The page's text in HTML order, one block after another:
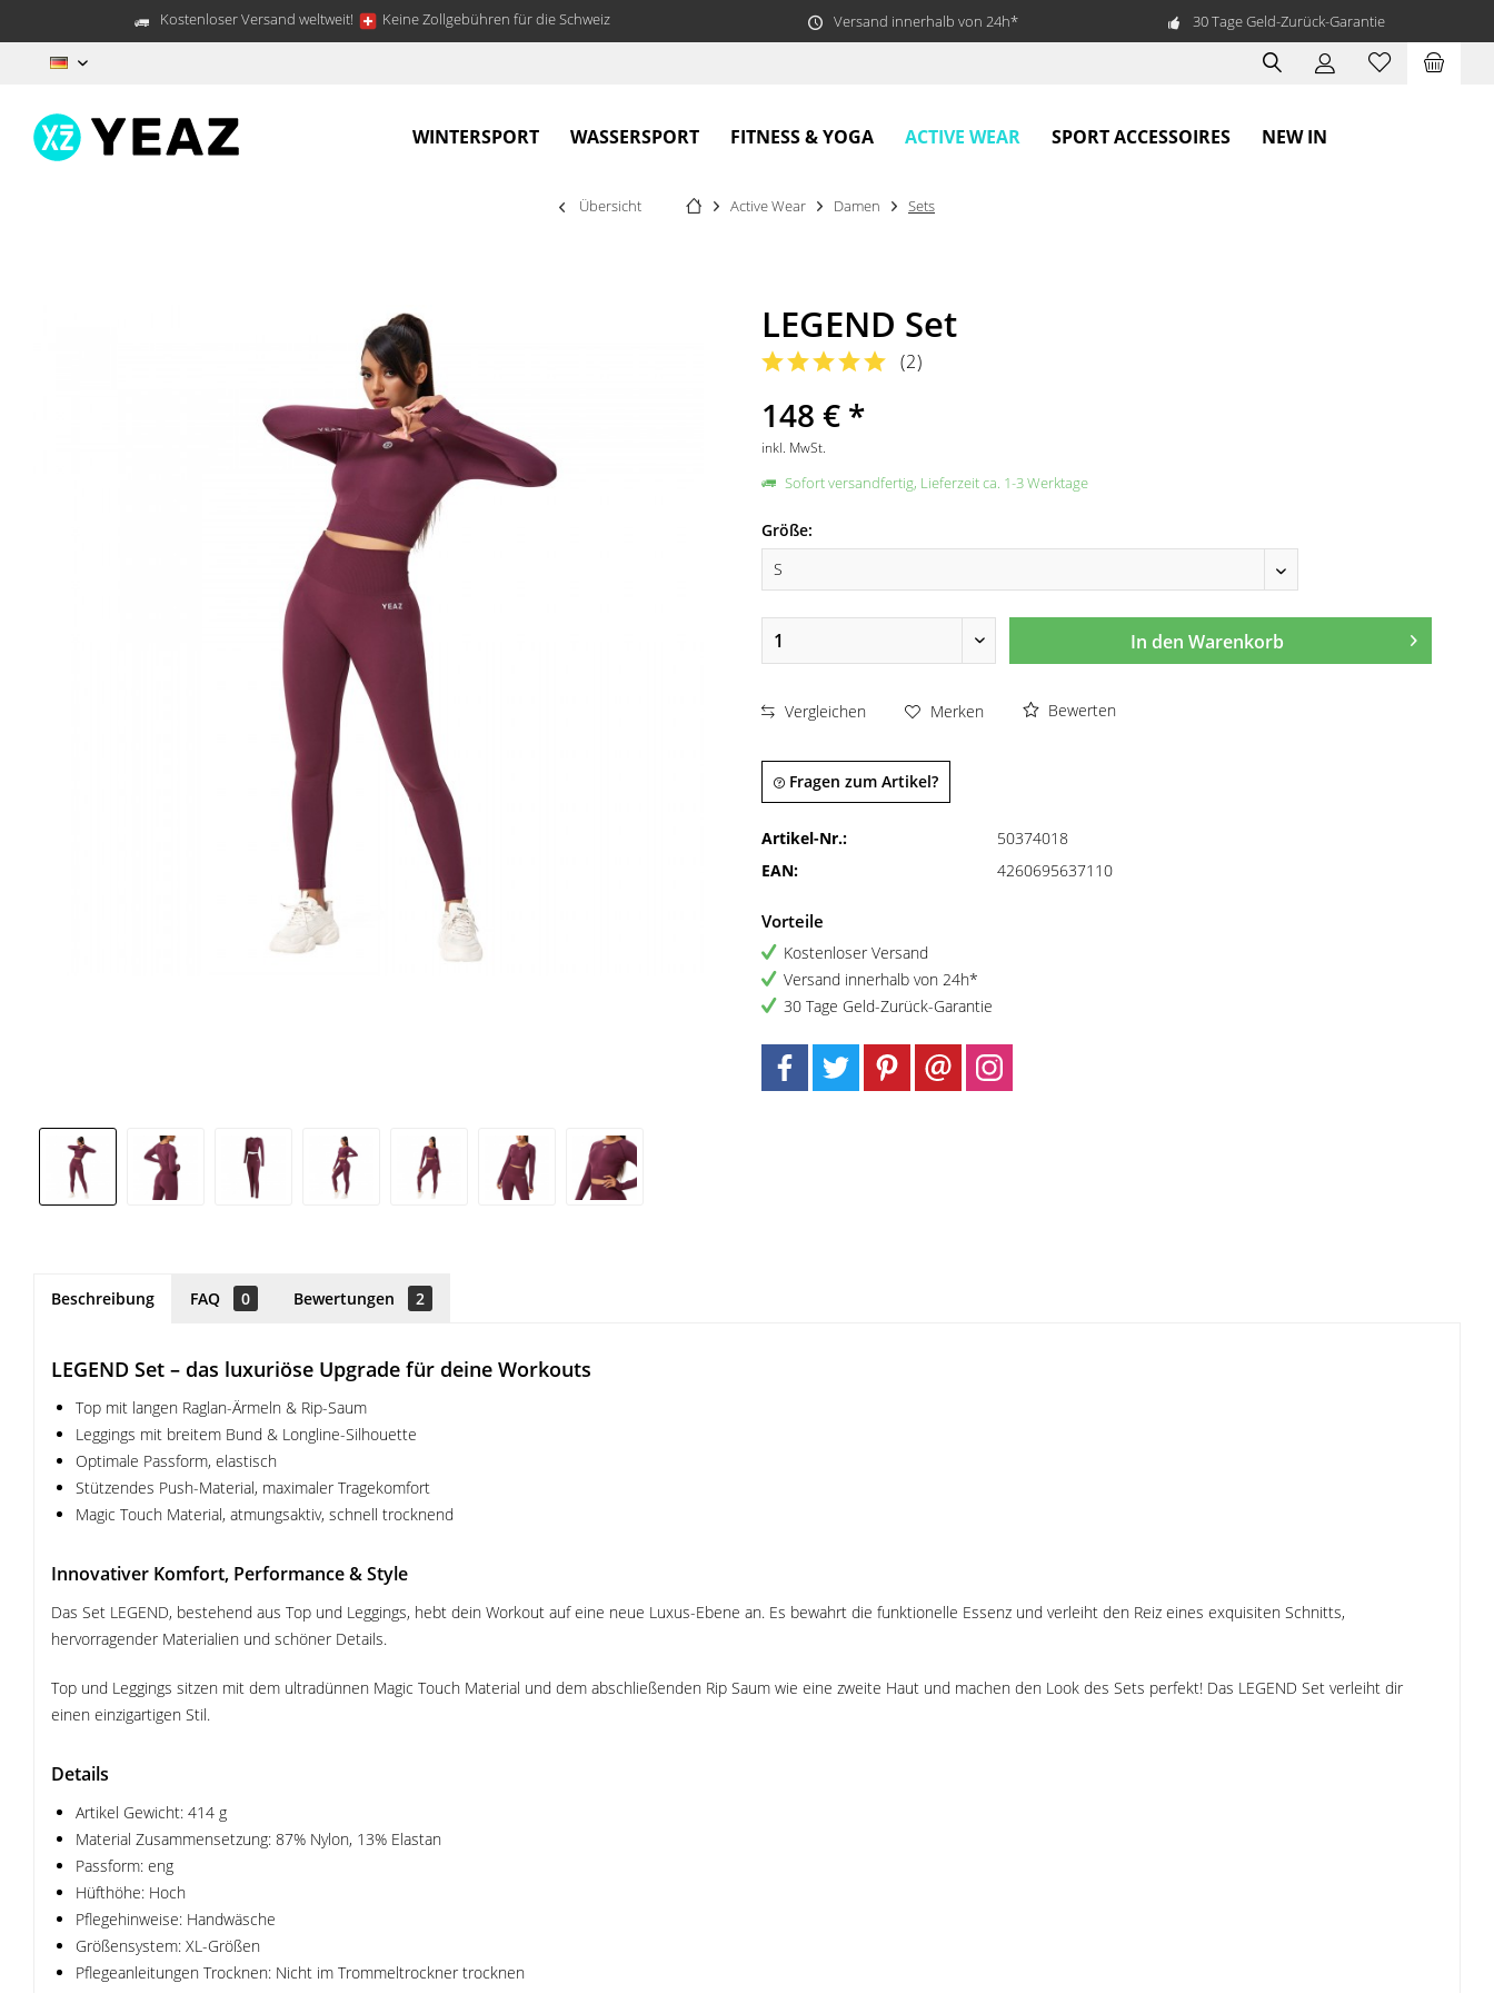
Kostenloser Versand weltweit! Keine Zollgebühren für die Schweiz Versand innerhalb von 24h* 30 Tage Geld-Zurück-Garantie
WINTERSPORT WASSERSPORT FITNESS & YOGA ACTIVE WEAR SPORT ACCESSOIRES NEW IN
Übersicht Active Wear Damen Sets
LEGEND Set
(2)
148 € *
inkl. MwSt.
Sofort versandfertig, Lieferzeit ca. 1-3 Werktage
Größe:
In den Warenkorb
Vergleichen Merken Bewerten
Fragen zum Artikel?
Artikel-Nr.:
50374018
EAN:
4260695637110
Vorteile
Kostenloser Versand
Versand innerhalb von 24h*
30 Tage Geld-Zurück-Garantie
Beschreibung FAQ 0 Bewertungen 2
LEGEND Set – das luxuriöse Upgrade für deine Workouts
Top mit langen Raglan-Ärmeln & Rip-Saum
Leggings mit breitem Bund & Longline-Silhouette
Optimale Passform, elastisch
Stützendes Push-Material, maximaler Tragekomfort
Magic Touch Material, atmungsaktiv, schnell trocknend
Innovativer Komfort, Performance & Style
Das Set LEGEND, bestehend aus Top und Leggings, hebt dein Workout auf eine neue Luxus-Ebene an. Es bewahrt die funktionelle Essenz und verleiht den Reiz eines exquisiten Schnitts,
hervorragender Materialien und schöner Details.
Top und Leggings sitzen mit dem ultradünnen Magic Touch Material und dem abschließenden Rip Saum wie eine zweite Haut und machen den Look des Sets perfekt! Das LEGEND Set verleiht dir
einen einzigartigen Stil.
Details
Artikel Gewicht: 414 g
Material Zusammensetzung: 87% Nylon, 13% Elastan
Passform: eng
Hüfthöhe: Hoch
Pflegehinweise: Handwäsche
Größensystem: XL-Größen
Pflegeanleitungen Trocknen: Nicht im Trommeltrockner trocknen